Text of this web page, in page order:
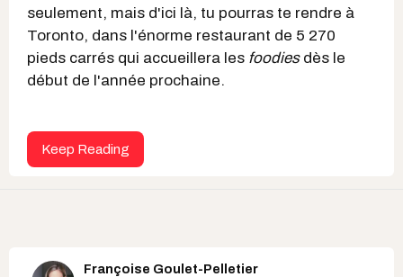
seulement, mais d'ici là, tu pourras te rendre à
Toronto, dans l'énorme restaurant de 5 270
pieds carrés qui accueillera les foodiesdès le
début de l'année prochaine.
Keep Reading
Françoise Goulet-Pelletier